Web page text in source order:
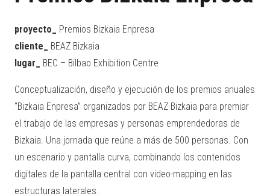
proyecto_
Premios Bizkaia Enpresa
cliente_
BEAZ Bizkaia
lugar_
BEC – Bilbao Exhibition Centre
Conceptualización, diseño y ejecución de los premios anuales
“Bizkaia Enpresa” organizados por BEAZ Bizkaia para premiar
el trabajo de las empresas y personas emprendedoras de
Bizkaia. Una jornada que reúne a más de 500 personas. Con
un escenario y pantalla curva, combinando los contenidos
digitales de la pantalla central con video-mapping en las
estructuras laterales.